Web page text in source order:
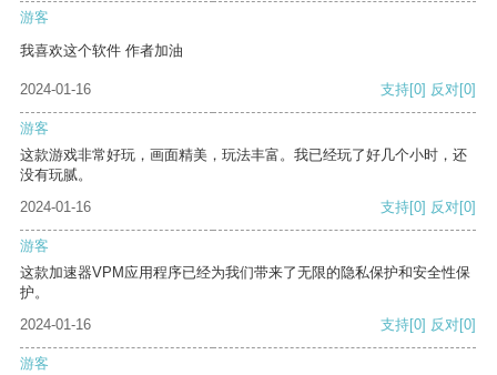
游客
我喜欢这个软件 作者加油
2024-01-16 支持[0] 反对[0]
游客
这款游戏非常好玩，画面精美，玩法丰富。我已经玩了好几个小时，还
没有玩腻。
2024-01-16
支持[0] 反对[0]
游客
这款加速器VPM应用程序已经为我们带来了无限的隐私保护和安全性保
护。
2024-01-16
支持[0] 反对[0]
游客